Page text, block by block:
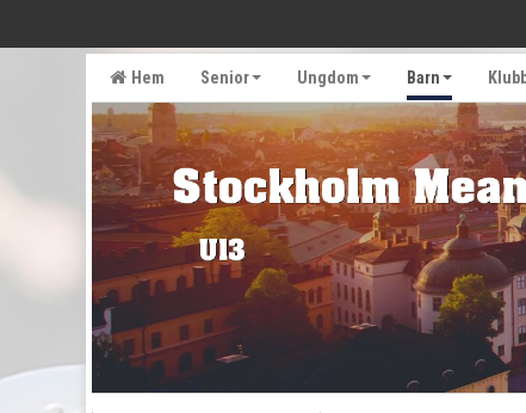
Hem Senior Ungdom Barn